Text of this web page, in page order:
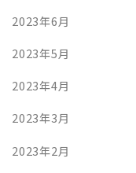
2023年6月
2023年5月
2023年4月
2023年3月
2023年2月